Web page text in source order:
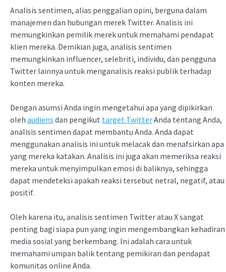
Analisis sentimen, alias penggalian opini, berguna dalam
manajemen dan hubungan merek Twitter. Analisis ini
memungkinkan pemilik merek untuk memahami pendapat
klien mereka. Demikian juga, analisis sentimen
memungkinkan influencer, selebriti, individu, dan pengguna
Twitter lainnya untuk menganalisis reaksi publik terhadap
konten mereka.
Dengan asumsi Anda ingin mengetahui apa yang dipikirkan
oleh audiens dan pengikut target TwitterAnda tentang Anda,
analisis sentimen dapat membantu Anda. Anda dapat
menggunakan analisis ini untuk melacak dan menafsirkan apa
yang mereka katakan. Analisis ini juga akan memeriksa reaksi
mereka untuk menyimpulkan emosi di baliknya, sehingga
dapat mendeteksi apakah reaksi tersebut netral, negatif, atau
positif.
Oleh karena itu, analisis sentimen Twitter atau X sangat
penting bagi siapa pun yang ingin mengembangkan kehadiran
media sosial yang berkembang. Ini adalah cara untuk
memahami umpan balik tentang pemikiran dan pendapat
komunitas online Anda.